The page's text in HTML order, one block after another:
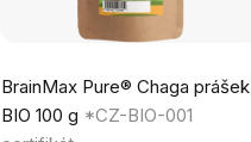
BrainMax Pure® Chaga prášek,
BIO 100 g *CZ-BIO-001